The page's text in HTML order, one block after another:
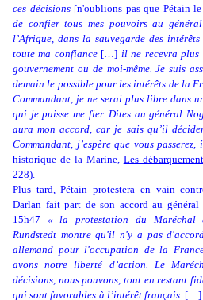
ces décisions[n'oublions pas que Pétain
de confier tous mes pouvoirs au
l’Afrique, dans la sauvegarde des
toute ma confiance[…] il ne recevra plus
gouvernement ou de moi-même. Je suis
demain le possible pour les intérêts de la
Commandant, je ne serai plus libre dans
qui je puisse me fier. Dites au général
aura mon accord, car je sais qu’il
Commandant, j’espère que vous
historique de la Marine, Les
228).
Plus tard, Pétain protestera en vain
Darlan fait part de son accord au
15h47 « la protestation du Maréchal
Rundstedt montre qu'il n'y a pas
allemand pour l'occupation de la
avons notre liberté d’action. Le
décisions, nous pouvons, tout en restant
qui sont favorables à l’intérêt français. […]